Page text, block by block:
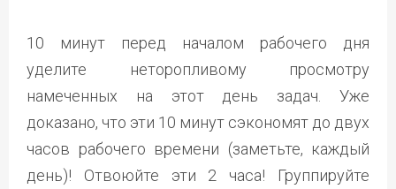
10 минут перед началом рабочего дня
уделите неторопливому просмотру
намеченных на этот день задач. Уже
доказано, что эти 10 минут сэкономят до двух
часов рабочего времени (заметьте, каждый
день)! Отвоюйте эти 2 часа! Группируйте